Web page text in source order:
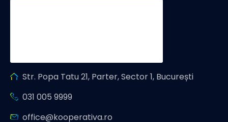
Str. Popa Tatu 21, Parter, Sector 1, București
031 005 9999
office@kooperativa.ro